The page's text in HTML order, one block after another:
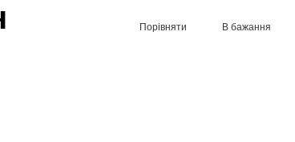
Порівняти В бажання